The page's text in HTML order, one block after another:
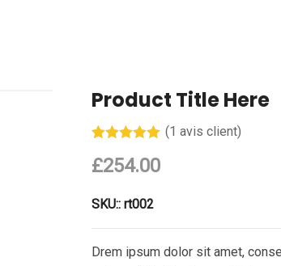
Product Title Here
sur 5 basé
(1 avis client)
£254.00
SKU::rt002
Drem ipsum dolor sit amet,